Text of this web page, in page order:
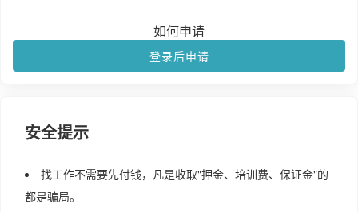
如何申请
登录后申请
安全提示
找工作不需要先付钱，凡是收取"押金、培训费、保证金"的
都是骗局。